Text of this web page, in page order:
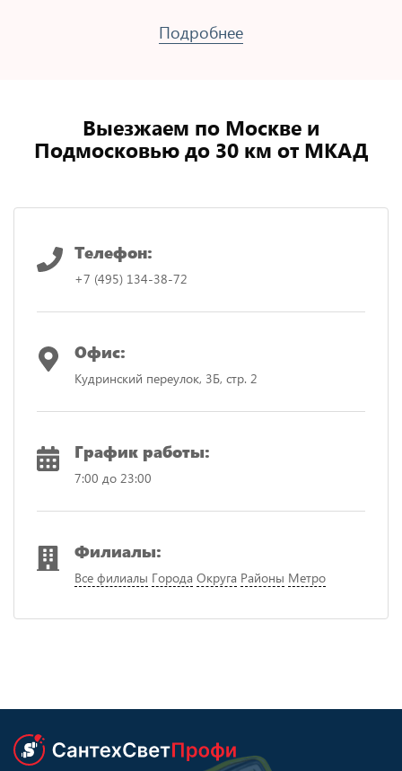
Подробнее
Выезжаем по Москве и
Подмосковью до 30 км от МКАД
Телефон:
+7 (495) 134-38-72
Офис:
Кудринский переулок, 3Б, стр. 2
График работы:
7:00 до 23:00
Филиалы:
Все филиалы Города Округа Районы Метро